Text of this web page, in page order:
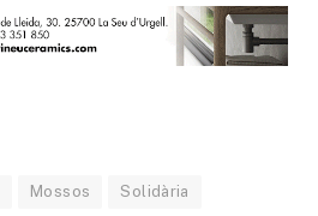
Mossos Solidària